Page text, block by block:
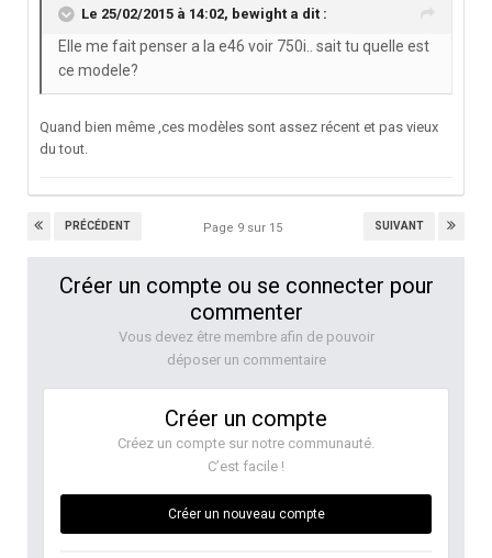
Le 25/02/2015 à 14:02, bewight a dit :
Elle me fait penser a la e46 voir 750i.. sait tu quelle est
ce modele?
Quand bien même ,ces modèles sont assez récent et pas vieux
du tout.
PRÉCÉDENT SUIVANT
Page 9 sur 15
Créer un compte ou se connecter pour
commenter
Vous devez être membre afin de pouvoir
déposer un commentaire
Créer un compte
Créez un compte sur notre communauté.
C’est facile !
Créer un nouveau compte